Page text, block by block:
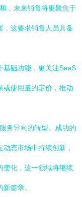
，未来销售将更聚焦于
，这要求销售人员具备
基础功能，更关注SaaS
或使用量的定价，推动
务导向的转型。成功的
态市场中持续创新，
变化，这一领域将继续
篇章。